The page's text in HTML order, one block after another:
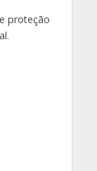
proteção